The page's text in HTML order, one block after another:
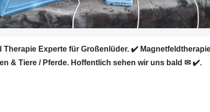
Therapie Experte für Großenlüder. ✔️
& Tiere / Pferde. Hoffentlich sehen wir uns bald ✉ ✔️.